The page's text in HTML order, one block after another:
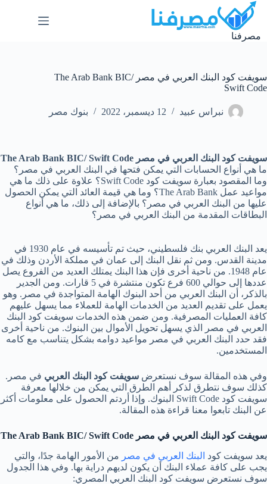
التجاوز
المحتوى
مصرفنا
سويفت كود البنك العربي في مصر The Arab Bank BIC/
Swift Code
نبراس عبيد 12 ديسمبر، 2022 بنوك مصر
سويفت كود البنك العربي في مصر The Arab Bank BIC/ Swift Code
ما هي أنواع الحسابات التي يمكن فتحها في البنك العربي في مصر؟
وما المقصود بعبارة سويفت كود Swift Code؟ علاوة على ذلك ما هي
مواعيد عمل The Arab Bank؟ وما هي قيمة العائد التي يمكن الحصول
عليها من البنك العربي في مصر؟ بالإضافة إلى ذلك، ما هي أنواع
البطاقات المقدمة من البنك العربي في مصر؟
يعد البنك العربي بنك فلسطيني، حيث تم تأسيسه في عام 1930 في
مدينة القدس. ومن ثم نقل البنك إلى عمان في مملكة الأردن وذلك في
عام 1948. من ناحية أخرى فإن هذا البنك يمتلك العديد من الفروع يصل
عددها إلى حوالي 600 فرع تكون منتشرة في 5 قارات. ومن الجدير
بالذكر، أن البنك العربي من أحد البنوك الهامة المتواجدة في مصر. وهو
يعمل على تقديم العديد من الخدمات الهامة للعملاء مما يسهل عليهم
كافة العمليات المصرفية. ومن ضمن هذه الخدمات سويفت كود البنك
العربي في مصر الذي يسهل تحويل الأموال بين البنوك. من ناحية أخرى
فقد حدد البنك العربي في مصر مواعيد دوامه بشكل يتناسب مع كامه
المستخدمين.
وفي هذه المقالة سوف نستعرض سويفت كود البنك العربي في مصر.
كذلك سوف نتطرق لذكر أهم الطرق التي يمكن من خلالها معرفة
سويفت كود Swift Code البنوك. وإذا أردتم الحصول على معلومات أكثر
عن البنك تابعوا معنا قراءة هذه المقالة.
سويفت كود البنك العربي في مصر The Arab Bank BIC/ Swift Code
يعد سويفت كود البنك العربي في مصر من الأمور الهامة جدًا، والتي
يجب على كافة عملاء البنك أن يكون لديهم دراية بها. وفي هذا الجدول
سوف نستعرض سويفت كود البنك العربي المصري: